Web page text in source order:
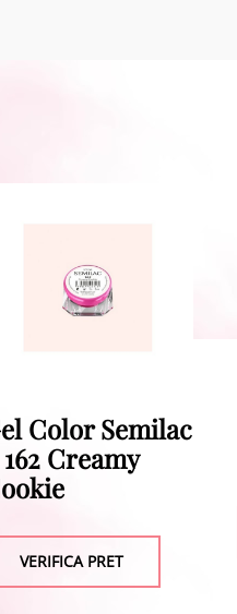
Color Semilac
Creamy
VERIFICA PRET